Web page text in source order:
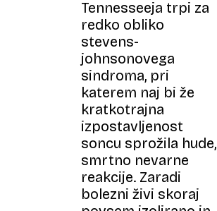
Tennesseeja trpi za
redko obliko
stevens-
johnsonovega
sindroma, pri
katerem naj bi že
kratkotrajna
izpostavljenost
soncu sprožila hude,
smrtno nevarne
reakcije. Zaradi
bolezni živi skoraj